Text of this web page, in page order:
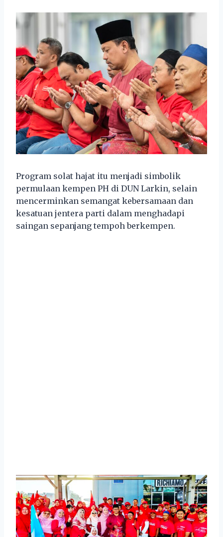
Program solat hajat itu menjadi simbolik
permulaan kempen PH di DUN Larkin, selain
mencerminkan semangat kebersamaan dan
kesatuan jentera parti dalam menghadapi
saingan sepanjang tempoh berkempen.